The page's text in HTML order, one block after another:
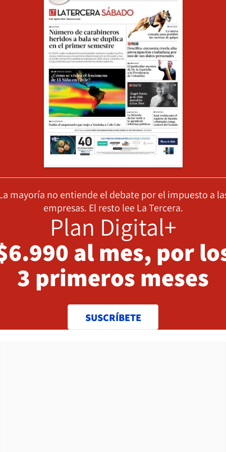
mayoría no entiende el debate por el impuesto a
empresas. El resto lee La Tercera.
Plan Digital+
al mes, por
3 primeros meses
SUSCRÍBETE